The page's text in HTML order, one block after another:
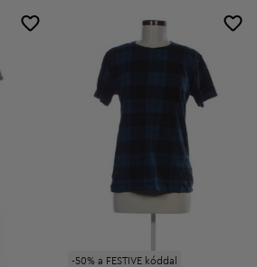
-50% a FESTIVE kóddal